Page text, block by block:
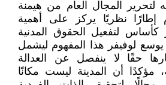
المجال العام من هيمنة
إطارًا نظريًا يركز على أهمية
كأساس لتفعيل الحقوق المدنية
يوسع لوفيفر هذا المفهوم ليشمل
حقًا لا ينفصل عن العدالة
مؤكدًا أن المدينة ليست مكانًا